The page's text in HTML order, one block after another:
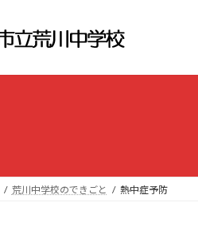
荒川中学校のできごと 熱中症予防